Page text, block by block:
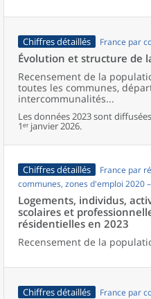
Chiffres détaillés France par
Évolution et structure de
Recensement de la
toutes les communes,
intercommunalités...
Les données 2023 sont
1ᵉʳ janvier 2026.
Chiffres détaillés
France par
communes, zones d'emploi 2020
Logements, individus,
scolaires et
résidentielles en 2023
Recensement de la
Chiffres détaillés France par